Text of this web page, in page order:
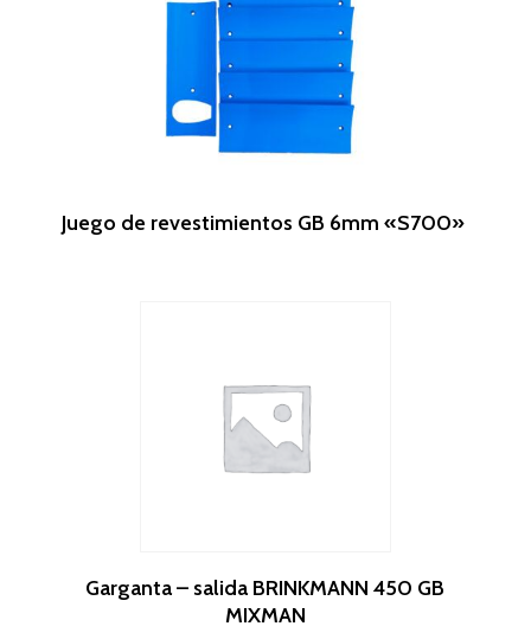
Leer Más
Juego de revestimientos GB 6mm «S700»
Leer Más
Garganta – salida BRINKMANN 450 GB
MIXMAN